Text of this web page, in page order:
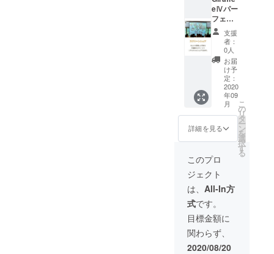
さい。
eⅣパー
フェク
トタイ
プ（写
真投稿
機能＋
フォト
コンテ
スト機
能＋エ
ンド
ロール
機能＋
写真
データ
全渡
し） ご
支援頂
く際に
必ず
メール
アドレ
スをご
記入下
さい。
支援
者：
0人
お届
け予
定：
2020
年09
月
詳細を見る
こ
の
リ
タ
ー
ン
を
選
択
す
る
このプロ
ジェクト
は、 All-In方
式です。
目標金額に
関わらず、
2020/08/20